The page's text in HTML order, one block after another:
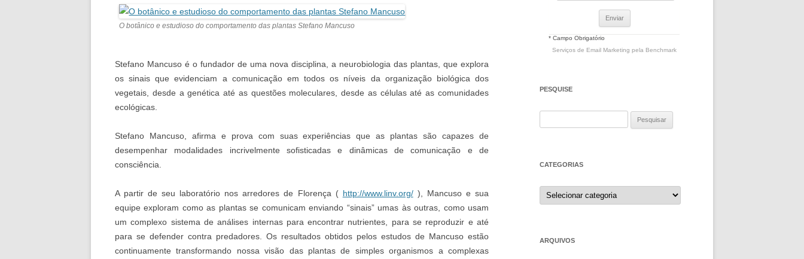
O botânico e estudioso do comportamento das plantas Stefano Mancuso
Stefano Mancuso é o fundador de uma nova disciplina, a neurobiologia das plantas, que explora
os sinais que evidenciam a comunicação em todos os níveis da organização biológica dos
vegetais, desde a genética até as questões moleculares, desde as células até as comunidades
ecológicas.
Stefano Mancuso, afirma e prova com suas experiências que as plantas são capazes de
desempenhar modalidades incrivelmente sofisticadas e dinâmicas de comunicação e de
consciência.
A partir de seu laboratório nos arredores de Florença ( http://www.linv.org/), Mancuso e sua
equipe exploram como as plantas se comunicam enviando “sinais” umas às outras, como usam
um complexo sistema de análises internas para encontrar nutrientes, para se reproduzir e até
para se defender contra predadores. Os resultados obtidos pelos estudos de Mancuso estão
continuamente transformando nossa visão das plantas de simples organismos a complexas
* Campo Obrigatório
Serviços de Email Marketing pela Benchmark
PESQUISE
CATEGORIAS
Categorias
ARQUIVOS